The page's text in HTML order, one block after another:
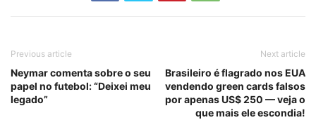
Previous article
Neymar comenta sobre o seu
papel no futebol: “Deixei meu
legado”
Next article
Brasileiro é flagrado nos EUA
vendendo green cards falsos
por apenas US$ 250 — veja o
que mais ele escondia!